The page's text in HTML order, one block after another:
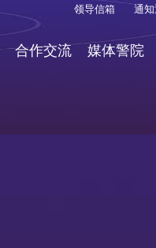
领导信箱 通
合作交流 媒体警院